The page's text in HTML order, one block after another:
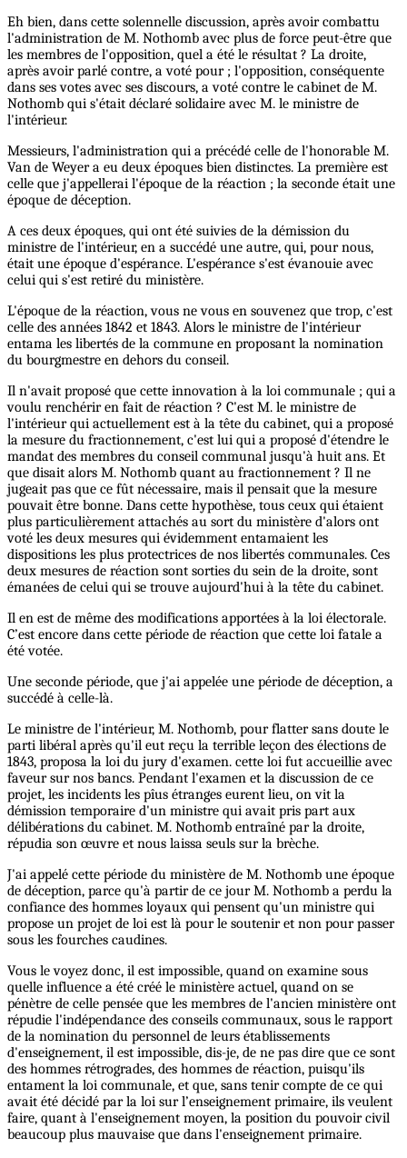
Eh bien, dans cette solennelle discussion, après avoir combattu
l'administration de M. Nothomb avec plus de force peut-être que
les membres de l'opposition, quel a été le résultat ? La droite,
après avoir parlé contre, a voté pour ; l'opposition, conséquente
dans ses votes avec ses discours, a voté contre le cabinet de M.
Nothomb qui s'était déclaré solidaire avec M. le ministre de
l'intérieur.
Messieurs, l'administration qui a précédé celle de l'honorable M.
Van de Weyer a eu deux époques bien distinctes. La première est
celle que j'appellerai l'époque de la réaction ; la seconde était une
époque de déception.
A ces deux époques, qui ont été suivies de la démission du
ministre de l'intérieur, en a succédé une autre, qui, pour nous,
était une époque d'espérance. L'espérance s'est évanouie avec
celui qui s'est retiré du ministère.
L'époque de la réaction, vous ne vous en souvenez que trop, c'est
celle des années 1842 et 1843. Alors le ministre de l'intérieur
entama les libertés de la commune en proposant la nomination
du bourgmestre en dehors du conseil.
Il n'avait proposé que cette innovation à la loi communale ; qui a
voulu renchérir en fait de réaction ? C'est M. le ministre de
l'intérieur qui actuellement est à la tête du cabinet, qui a proposé
la mesure du fractionnement, c'est lui qui a proposé d'étendre le
mandat des membres du conseil communal jusqu'à huit ans. Et
que disait alors M. Nothomb quant au fractionnement ? Il ne
jugeait pas que ce fût nécessaire, mais il pensait que la mesure
pouvait être bonne. Dans cette hypothèse, tous ceux qui étaient
plus particulièrement attachés au sort du ministère d'alors ont
voté les deux mesures qui évidemment entamaient les
dispositions les plus protectrices de nos libertés communales. Ces
deux mesures de réaction sont sorties du sein de la droite, sont
émanées de celui qui se trouve aujourd'hui à la tête du cabinet.
Il en est de même des modifications apportées à la loi électorale.
C’est encore dans cette période de réaction que cette loi fatale a
été votée.
Une seconde période, que j'ai appelée une période de déception, a
succédé à celle-là.
Le ministre de l'intérieur, M. Nothomb, pour flatter sans doute le
parti libéral après qu'il eut reçu la terrible leçon des élections de
1843, proposa la loi du jury d'examen. cette loi fut accueillie avec
faveur sur nos bancs. Pendant l'examen et la discussion de ce
projet, les incidents les pîus étranges eurent lieu, on vit la
démission temporaire d'un ministre qui avait pris part aux
délibérations du cabinet. M. Nothomb entraîné par la droite,
répudia son œuvre et nous laissa seuls sur la brèche.
J'ai appelé cette période du ministère de M. Nothomb une époque
de déception, parce qu'à partir de ce jour M. Nothomb a perdu la
confiance des hommes loyaux qui pensent qu'un ministre qui
propose un projet de loi est là pour le soutenir et non pour passer
sous les fourches caudines.
Vous le voyez donc, il est impossible, quand on examine sous
quelle influence a été créé le ministère actuel, quand on se
pénètre de celle pensée que les membres de l'ancien ministère ont
répudie l'indépendance des conseils communaux, sous le rapport
de la nomination du personnel de leurs établissements
d'enseignement, il est impossible, dis-je, de ne pas dire que ce sont
des hommes rétrogrades, des hommes de réaction, puisqu'ils
entament la loi communale, et que, sans tenir compte de ce qui
avait été décidé par la loi sur l’enseignement primaire, ils veulent
faire, quant à l'enseignement moyen, la position du pouvoir civil
beaucoup plus mauvaise que dans l'enseignement primaire.